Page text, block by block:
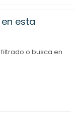
esta
o busca en